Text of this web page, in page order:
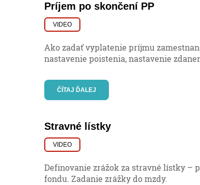
Príjem po skončení PP
VIDEO
Ako zadať vyplatenie príjmu
nastavenie poistenia, nastavenie
ČÍTAJ ĎALEJ
Stravné lístky
VIDEO
Definovanie zrážok za stravné lístky –
fondu. Zadanie zrážky do mzdy.